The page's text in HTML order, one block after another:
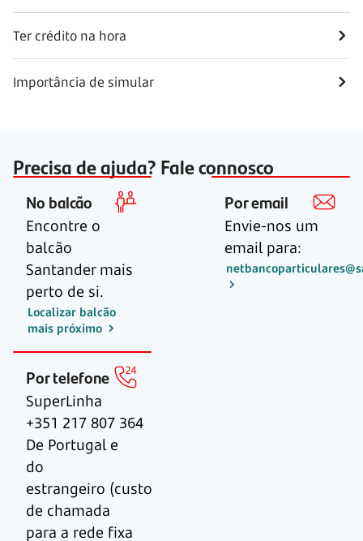
Ter crédito na hora
Importância de simular
Precisa de ajuda? Fale connosco
No balcão
Encontre o
balcão
Santander mais
perto de si.
Localizar balcão
mais próximo
Por email
Envie-nos um
email para:
Por telefone
SuperLinha
+351 217 807 364
De Portugal e
do
estrangeiro (custo
de chamada
para a rede fixa